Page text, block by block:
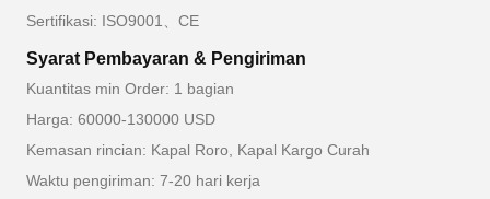
Sertifikasi: ISO9001、CE
Syarat Pembayaran & Pengiriman
Kuantitas min Order: 1 bagian
Harga: 60000-130000 USD
Kemasan rincian: Kapal Roro, Kapal Kargo Curah
Waktu pengiriman: 7-20 hari kerja